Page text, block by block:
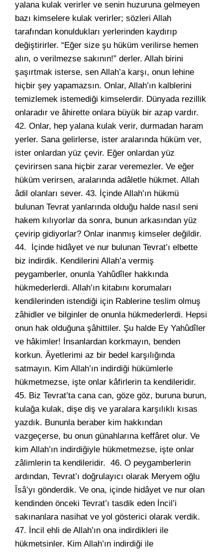
yalana kulak verirler ve senin huzuruna gelmeyen
bazı kimselere kulak verirler; sözleri Allah
tarafından konuldukları yerlerinden kaydırıp
değiştirirler. “Eğer size şu hüküm verilirse hemen
alın, o verilmezse sakının!” derler. Allah birini
şaşırtmak isterse, sen Allah’a karşı, onun lehine
hiçbir şey yapamazsın. Onlar, Allah’ın kalblerini
temizlemek istemediği kimselerdir. Dünyada rezillik
onlaradır ve âhirette onlara büyük bir azap vardır.
42. Onlar, hep yalana kulak verir, durmadan haram
yerler. Sana gelirlerse, ister aralarında hüküm ver,
ister onlardan yüz çevir. Eğer onlardan yüz
çevirirsen sana hiçbir zarar veremezler. Ve eğer
hüküm verirsen, aralarında adâletle hükmet. Allah
âdil olanları sever. 43. İçinde Allah’ın hükmü
bulunan Tevrat yanlarında olduğu halde nasıl seni
hakem kılıyorlar da sonra, bunun arkasından yüz
çevirip gidiyorlar? Onlar inanmış kimseler değildir.
44. İçinde hidâyet ve nur bulunan Tevrat’ı elbette
biz indirdik. Kendilerini Allah’a vermiş
peygamberler, onunla Yahûdîler hakkında
hükmederlerdi. Allah’ın kitabını korumaları
kendilerinden istendiği için Rablerine teslim olmuş
zâhidler ve bilginler de onunla hükmederlerdi. Hepsi
onun hak olduğuna şâhittiler. Şu halde Ey Yahûdîler
ve hâkimler! İnsanlardan korkmayın, benden
korkun. Âyetlerimi az bir bedel karşılığında
satmayın. Kim Allah’ın indirdiği hükümlerle
hükmetmezse, işte onlar kâfirlerin ta kendileridir.
45. Biz Tevrat’ta cana can, göze göz, buruna burun,
kulağa kulak, dişe diş ve yaralara karşılıklı kısas
yazdık. Bununla beraber kim hakkından
vazgeçerse, bu onun günahlarına keffâret olur. Ve
kim Allah’ın indirdiğiyle hükmetmezse, işte onlar
zâlimlerin ta kendileridir. 46. O peygamberlerin
ardından, Tevrat’ı doğrulayıcı olarak Meryem oğlu
Îsâ’yı gönderdik. Ve ona, içinde hidâyet ve nur olan
kendinden önceki Tevrat’ı tasdik eden İncil’i
sakınanlara nasihat ve yol gösterici olarak verdik.
47. İncil ehli de Allah’ın ona indirdikleri ile
hükmetsinler. Kim Allah’ın indirdiği ile